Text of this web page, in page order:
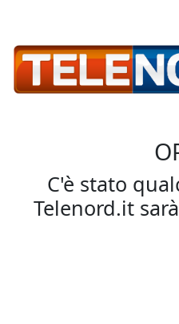
C'è stato
Telenord.it